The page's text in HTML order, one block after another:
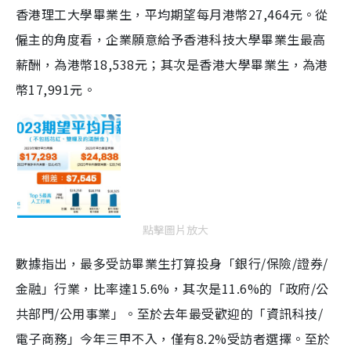
香港理工大學畢業生，平均期望每月港幣27,464元。從
僱主的角度看，企業願意給予香港科技大學畢業生最高
薪酬，為港幣18,538元；其次是香港大學畢業生，為港
幣17,991元。
點擊圖片放大
數據指出，最多受訪畢業生打算投身「銀行/保險/證券/
金融」行業，比率達15.6%，其次是11.6%的「政府/公
共部門/公用事業」。至於去年最受歡迎的「資訊科技/
電子商務」今年三甲不入，僅有8.2%受訪者選擇。至於